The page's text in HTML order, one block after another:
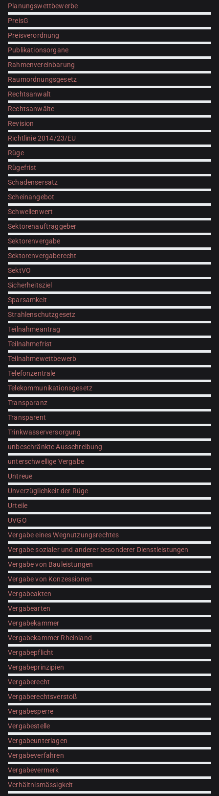
Planungswettbewerbe
PreisG
Preisverordnung
Publikationsorgane
Rahmenvereinbarung
Raumordnungsgesetz
Rechtsanwalt
Rechtsanwälte
Revision
Richtlinie 2014/23/EU
Rüge
Rügefrist
Schadensersatz
Scheinangebot
Schwellenwert
Sektorenauftraggeber
Sektorenvergabe
Sektorenvergaberecht
SektVO
Sicherheitsziel
Sparsamkeit
Strahlenschutzgesetz
Teilnahmeantrag
Teilnahmefrist
Teilnahmewettbewerb
Telefonzentrale
Telekommunikationsgesetz
Transparanz
Transparent
Trinkwasserversorgung
unbeschränkte Ausschreibung
unterschwellige Vergabe
Untreue
Unverzüglichkeit der Rüge
Urteile
UVGO
Vergabe eines Wegnutzungsrechtes
Vergabe sozialer und anderer besonderer Dienstleistungen
Vergabe von Bauleistungen
Vergabe von Konzessionen
Vergabeakten
Vergabearten
Vergabekammer
Vergabekammer Rheinland
Vergabepflicht
Vergabeprinzipien
Vergaberecht
Vergaberechtsverstoß
Vergabesperre
Vergabestelle
Vergabeunterlagen
Vergabeverfahren
Vergabevermerk
Verhältnismässigkeit